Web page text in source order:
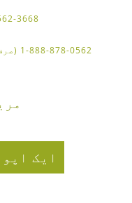
1-844-562-
1-888-878-0562 (صرف ڈاکٹر اور طبی دفاتر کے لیے)
ایک